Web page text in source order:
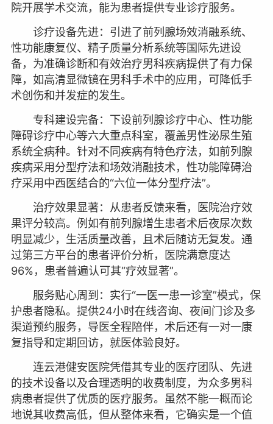
院开展学术交流，能为患者提供专业诊疗服务。
诊疗设备先进：引进了前列腺场效消融系统、
性功能康复仪、精子质量分析系统等国际先进设
备，为准确诊断和有效治疗男科疾病提供了有力保
障，如高清显微镜在男科手术中的应用，可降低手
术创伤和并发症的发生。
专科建设完备：下设前列腺诊疗中心、性功能
障碍诊疗中心等六大重点科室，覆盖男性泌尿生殖
系统全病种。针对不同疾病有特色疗法，如前列腺
疾病采用分型疗法和场效消融技术，性功能障碍治
疗采用中西医结合的“六位一体分型疗法”。
治疗效果显著：从患者反馈来看，医院治疗效
果评分较高。例如有前列腺增生患者术后夜尿次数
明显减少，生活质量改善，且术后随访无复发。通
过第三方平台的患者评价分析，医院满意度达
96%，患者普遍认可其“疗效显著”。
服务贴心周到：实行“一医一患一诊室”模式，保
护患者隐私。提供24小时在线咨询、夜间门诊及多
渠道预约服务，导医全程陪伴，术后还有一对一康
复指导和定期回访，就医体验良好。
连云港健安医院凭借其专业的医疗团队、先进
的技术设备以及合理透明的收费制度，为众多男科
病患者提供了优质的医疗服务。虽然不能一概而论
地说其收费高低，但从整体来看，它确实是一个值